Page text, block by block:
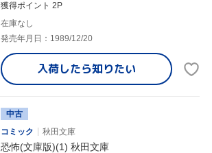
獲得ポイント 2P
在庫なし
発売年月日：1989/12/20
入荷したら知りたい
中古
コミック
秋田文庫
恐怖(文庫版)(1) 秋田文庫